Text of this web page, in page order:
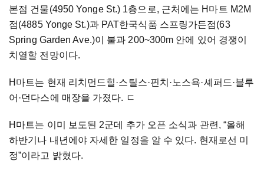
본점 건물(4950 Yonge St.) 1층으로, 근처에는 H마트 M2M
점(4885 Yonge St.)과 PAT한국식품 스프링가든점(63
Spring Garden Ave.)이 불과 200~300m 안에 있어 경쟁이
치열할 전망이다.
H마트는 현재 리치먼드힐 ·스틸스·핀치 · 노스욕·셰퍼드 ·블루
어 ·던다스에 매장을 가졌다. ㄷ
H마트는 이미 보도된 2군데 추가 오픈 소식과 관련, “올해
하반기나 내년에야 자세한 일정을 알 수 있다. 현재로선 미
정”이라고 밝혔다.